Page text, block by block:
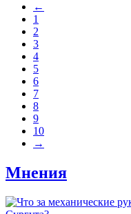
←
1
2
3
4
5
6
7
8
9
10
→
Мнения